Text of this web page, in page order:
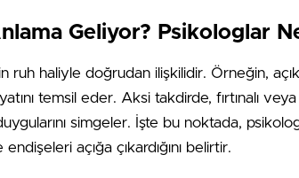
Geliyor? Psikologlar
ruh haliyle doğrudan ilişkilidir. Örneğin,
temsil eder. Aksi takdirde, fırtınalı
simgeler. İşte bu noktada,
açığa çıkardığını belirtir.